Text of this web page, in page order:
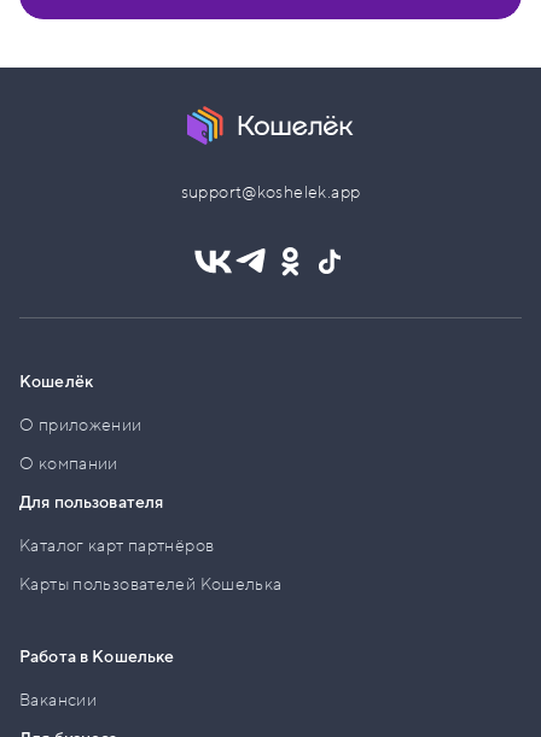
support@koshelek.app
Кошелёк
О приложении
О компании
Для пользователя
Каталог карт партнёров
Карты пользователей Кошелька
Работа в Кошельке
Вакансии